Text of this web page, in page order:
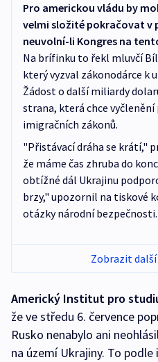
Pro americkou vládu by
velmi složité pokračovat v
neuvolní-li Kongres na
Na brífinku to řekl mluvčí
který vyzval zákonodárce k
Žádost o další miliardy
strana, která chce
imigračních zákonů.
"Přistávací dráha se krátí,"
že máme čas zhruba do
obtížné dál Ukrajinu
brzy," upozornil na tiskové
otázky národní bezpečnosti.
Zobrazit
Americký Institut pro
že ve středu 6. července
Rusko nenabylo ani
na území Ukrajiny. To